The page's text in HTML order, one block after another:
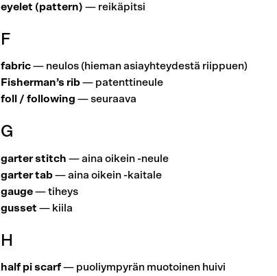
eyelet (pattern) — reikäpitsi
F
fabric— neulos (hieman asiayhteydestä riippuen)
Fisherman’s rib— patenttineule
foll / following — seuraava
G
garter stitch — aina oikein -neule
garter tab— aina oikein -kaitale
gauge— tiheys
gusset — kiila
H
half pi scarf— puoliympyrän muotoinen huivi